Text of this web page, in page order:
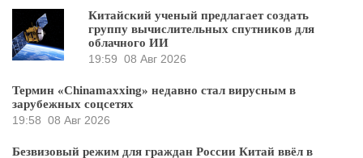
Китайский ученый предлагает создать
группу вычислительных спутников для
облачного ИИ
19:59 08 Авг 2026
Термин «Chinamaxxing» недавно стал вирусным в
зарубежных соцсетях
19:58 08 Авг 2026
Безвизовый режим для граждан России Китай ввёл в